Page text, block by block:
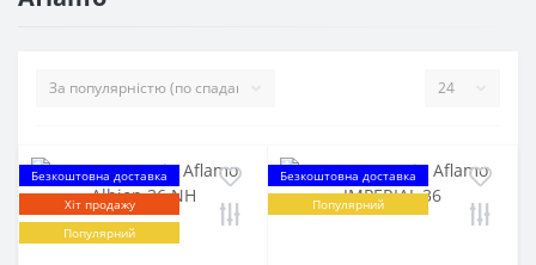
Безкоштовна доставка
Хіт продажу
Популярний
Безкоштовна доставка
Популярний